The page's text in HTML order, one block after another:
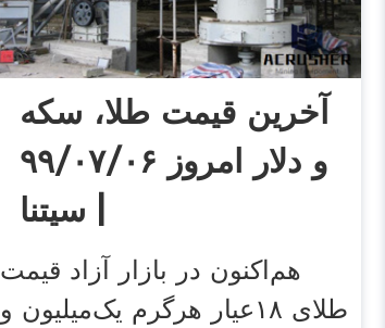
آخرین قیمت طلا، سکه
و دلار امروز ۹۹/۰۷/۰۶
| سیتنا
هم‌اکنون در بازار آزاد قیمت
طلای ۱۸عیار هرگرم یک‌میلیون و